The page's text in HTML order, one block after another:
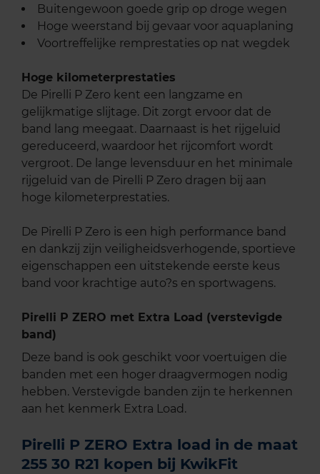
Buitengewoon goede grip op droge wegen
Hoge weerstand bij gevaar voor aquaplaning
Voortreffelijke remprestaties op nat wegdek
Hoge kilometerprestaties
De Pirelli P Zero kent een langzame en
gelijkmatige slijtage. Dit zorgt ervoor dat de
band lang meegaat. Daarnaast is het rijgeluid
gereduceerd, waardoor het rijcomfort wordt
vergroot. De lange levensduur en het minimale
rijgeluid van de Pirelli P Zero dragen bij aan
hoge kilometerprestaties.
De Pirelli P Zero is een high performance band
en dankzij zijn veiligheidsverhogende, sportieve
eigenschappen een uitstekende eerste keus
band voor krachtige auto?s en sportwagens.
Pirelli P ZERO met Extra Load (verstevigde
band)
Deze band is ook geschikt voor voertuigen die
banden met een hoger draagvermogen nodig
hebben. Verstevigde banden zijn te herkennen
aan het kenmerk Extra Load.
Pirelli P ZERO Extra load in de maat
255 30 R21 kopen bij KwikFit